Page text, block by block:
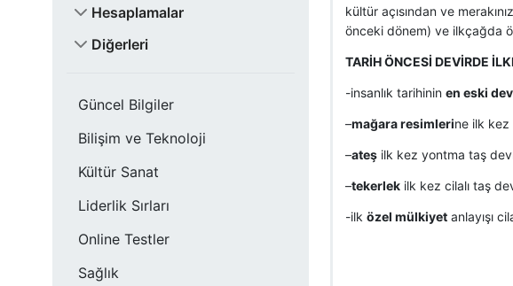
Hesaplamalar
Diğerleri
Güncel Bilgiler
Bilişim ve Teknoloji
Kültür Sanat
Liderlik Sırları
Online Testler
Sağlık
kültür açısından ve
önceki dönem) ve ilkçağda
TARİH ÖNCESİ DEVİRDE
-insanlık tarihinin en eski
–mağara resimlerine ilk kez
–ateşilk kez yontma taş
–tekerlekilk kez cilalı taş
-ilk özel mülkiyetanlayışı